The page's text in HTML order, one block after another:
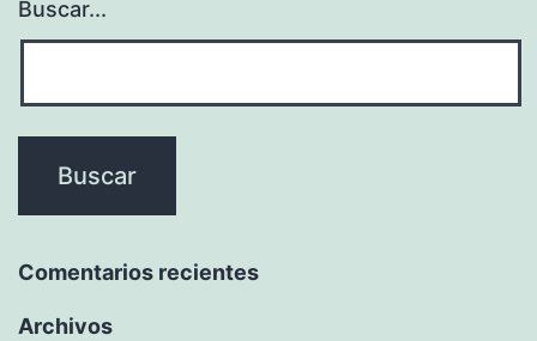
Buscar...
Comentarios recientes
Archivos